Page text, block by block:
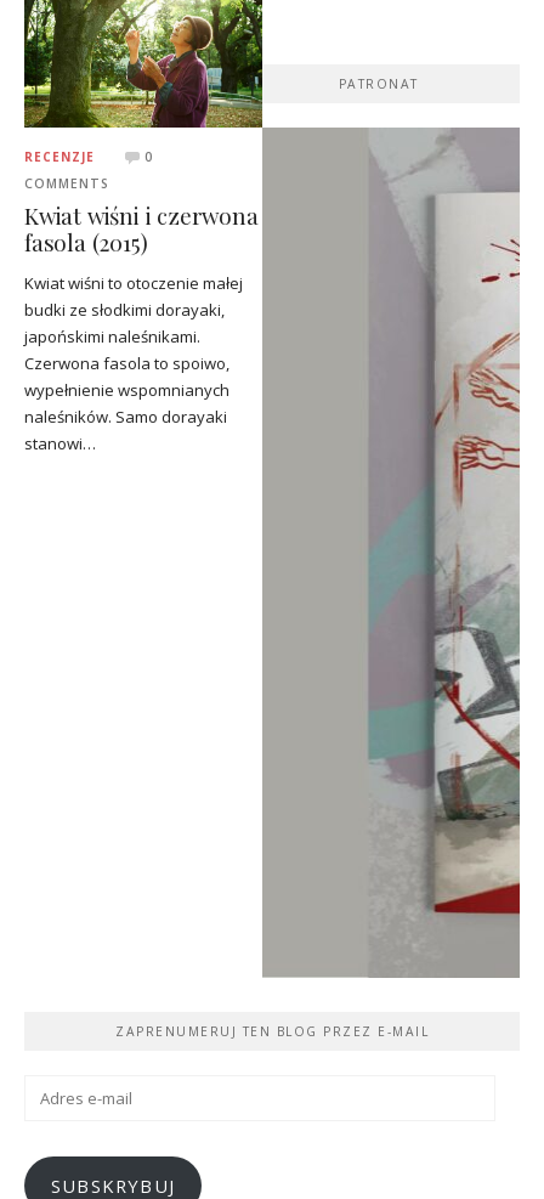
RECENZJE
0
COMMENTS
Kwiat wiśni i czerwona
fasola (2015)
Kwiat wiśni to otoczenie małej
budki ze słodkimi dorayaki,
japońskimi naleśnikami.
Czerwona fasola to spoiwo,
wypełnienie wspomnianych
naleśników. Samo dorayaki
stanowi…
PATRONAT
ZAPRENUMERUJ TEN BLOG PRZEZ E-MAIL
Adres
SUBSKRYBUJ